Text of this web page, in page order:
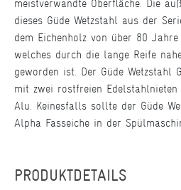
meistverwandte Oberfläche. Die
dieses Güde Wetzstahl aus der
dem Eichenholz von über 80
welches durch die lange Reife
geworden ist. Der Güde
mit zwei rostfreien
Alu. Keinesfalls sollte der Güde
Alpha Fasseiche in der
PRODUKTDETAILS